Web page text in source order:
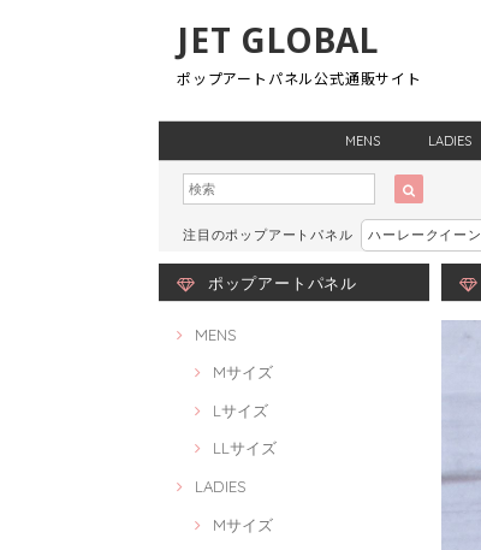
JET GLOBAL
ポップアートパネル公式通販サイト
MENS LADIES
注目のポップアートパネル ハーレークイーン
ポップアートパネル
MENS
Mサイズ
Lサイズ
LLサイズ
LADIES
Mサイズ